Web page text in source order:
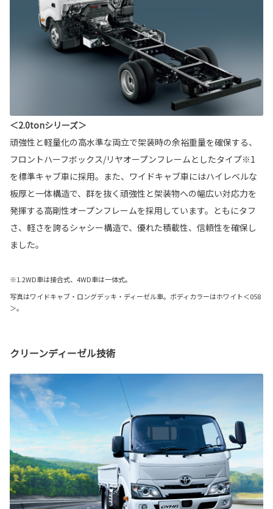
＜2.0tonシリーズ＞
頑強性と軽量化の高水準な両立で架装時の余裕重量を確保する、
フロントハーフボックス/リヤオープンフレームとしたタイプ※1
を標準キャブ車に採用。また、ワイドキャブ車にはハイレベルな
板厚と一体構造で、群を抜く頑強性と架装物への幅広い対応力を
発揮する高剛性オープンフレームを採用しています。ともにタフ
さ、軽さを誇るシャシー構造で、優れた積載性、信頼性を確保し
ました。
※1.2WD車は接合式、4WD車は一体式。
写真はワイドキャブ・ロングデッキ・ディーゼル車。ボディカラーはホワイト＜058
＞。
クリーンディーゼル技術